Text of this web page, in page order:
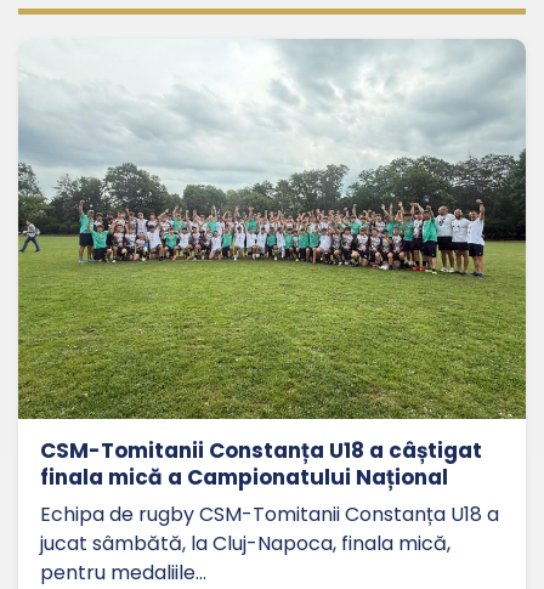
CSM-Tomitanii Constanța U18 a câștigat
finala mică a Campionatului Național
Echipa de rugby CSM-Tomitanii Constanța U18 a
jucat sâmbătă, la Cluj-Napoca, finala mică,
pentru medaliile…